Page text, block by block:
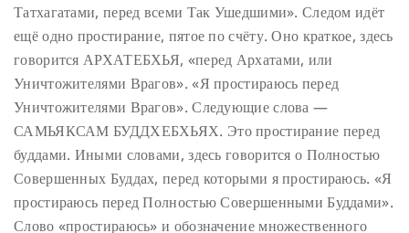
Татхагатами, перед всеми Так Ушедшими». Следом идёт
ещё одно простирание, пятое по счёту. Оно краткое, здесь
говорится АРХАТЕБХЬЯ, «перед Архатами, или
Уничтожителями Врагов». «Я простираюсь перед
Уничтожителями Врагов». Следующие слова —
САМЬЯКСАМ БУДДХЕБХЬЯХ. Это простирание перед
буддами. Иными словами, здесь говорится о Полностью
Совершенных Буддах, перед которыми я простираюсь. «Я
простираюсь перед Полностью Совершенными Буддами».
Слово «простираюсь» и обозначение множественного